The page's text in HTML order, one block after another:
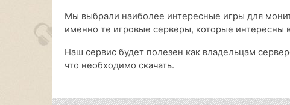
Мы выбрали наиболее интересные игры для
именно те игровые серверы, которые интересны
Наш сервис будет полезен как владельцам
что необходимо скачать.